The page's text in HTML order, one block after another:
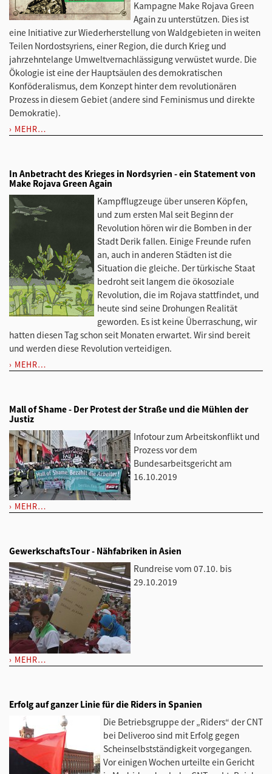
Kampagne Make Rojava Green
Again zu unterstützen. Dies ist
eine Initiative zur Wiederherstellung von Waldgebieten in weiten
Teilen Nordostsyriens, einer Region, die durch Krieg und
jahrzehntelange Umweltvernachlässigung verwüstet wurde. Die
Ökologie ist eine der Hauptsäulen des demokratischen
Konföderalismus, dem Konzept hinter dem revolutionären
Prozess in diesem Gebiet (andere sind Feminismus und direkte
Demokratie).
MEHR…
In Anbetracht des Krieges in Nordsyrien - ein Statement von
Make Rojava Green Again
Kampfflugzeuge über unseren Köpfen,
und zum ersten Mal seit Beginn der
Revolution hören wir die Bomben in der
Stadt Derik fallen. Einige Freunde rufen
an, auch in anderen Städten ist die
Situation die gleiche. Der türkische Staat
bedroht seit langem die ökosoziale
Revolution, die im Rojava stattfindet, und
heute sind seine Drohungen Realität
geworden. Es ist keine Überraschung, wir
hatten diesen Tag schon seit Monaten erwartet. Wir sind bereit
und werden diese Revolution verteidigen.
MEHR…
Mall of Shame - Der Protest der Straße und die Mühlen der
Justiz
Infotour zum Arbeitskonflikt und
Prozess vor dem
Bundesarbeitsgericht am
16.10.2019
MEHR…
GewerkschaftsTour - Nähfabriken in Asien
Rundreise vom 07.10. bis
29.10.2019
MEHR…
Erfolg auf ganzer Linie für die Riders in Spanien
Die Betriebsgruppe der „Riders“ der CNT
bei Deliveroo sind mit Erfolg gegen
Scheinselbstständigkeit vorgegangen.
Vor einigen Wochen urteilte ein Gericht